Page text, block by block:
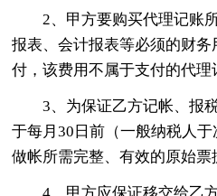
2、甲方要购买代理记账
报表、会计报表等必须的财
付，该费用不属于支付的代理
3、为保证乙方记帐、报
于每月30日前（一般纳税人
做帐所需完整、有效的原始票
4、甲方应保证移交给乙